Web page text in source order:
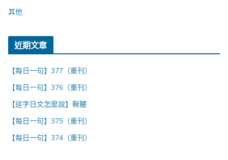
其他
近期文章
【每日一句】377（重刊）
【每日一句】376（重刊）
【這字日文怎麼說】鞦韆
【每日一句】375（重刊）
【每日一句】374（重刊）